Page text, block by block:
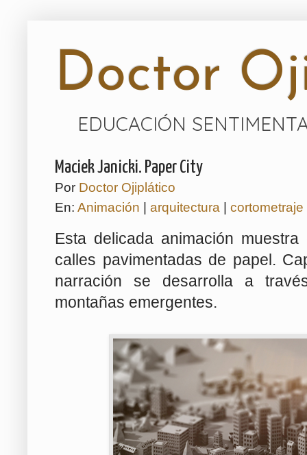
Doctor
EDUCACIÓN
Maciek Janicki. Paper City
Por Doctor Ojiplático
En: Animación arquitectura cortometraje
Esta delicada animación
calles pavimentadas de papel.
narración se desarrolla a
montañas emergentes.